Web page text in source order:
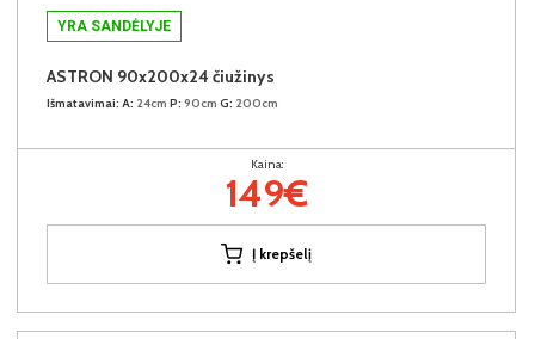
YRA SANDĖLYJE
ASTRON 90x200x24 čiužinys
Išmatavimai: A: 24cm P: 90cm G: 200cm
Kaina:
149€
Į krepšelį